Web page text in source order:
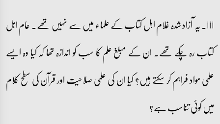
iii۔ یہ آزاد شدہ غلام اہل کتاب کے علماء میں سے نہیں تھے۔ عام اہل
کتاب رہ چکے تھے۔ ان کے مبلغ علم کا سب کو اندازہ تھا کہ کیا وہ ایسے
علمی مواد فراہم کر سکتے ہیں؟ کیا ان کی علمی صلاحیت اور قرآن کی سطح کلام
میں کوئی تناسب ہے؟